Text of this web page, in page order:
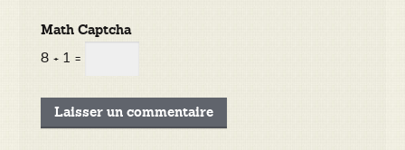
Math Captcha
8 + 1 =